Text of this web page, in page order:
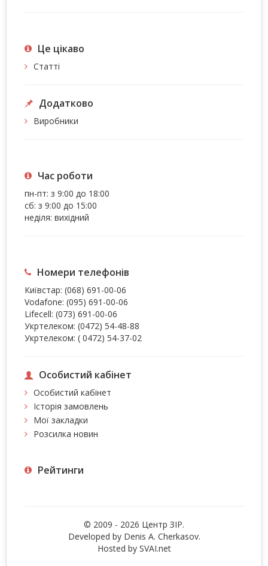
Це цiкаво
Статті
Додатково
Виробники
Час роботи
пн-пт: з 9:00 до 18:00
сб: з 9:00 до 15:00
неділя: вихідний
Номери телефонів
Київстар: (068) 691-00-06
Vodafone: (095) 691-00-06
Lifecell: (073) 691-00-06
Укртелеком: (0472) 54-48-88
Укртелеком: ( 0472) 54-37-02
Особистий кабінет
Особистий кабінет
Історія замовлень
Мої закладки
Розсилка новин
Рейтинги
© 2009 - 2026 Центр ЗIР.
Developed by Denis A. Cherkasov.
Hosted by SVAI.net